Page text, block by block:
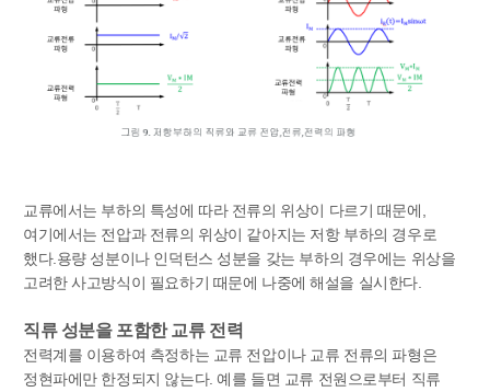
교류에서는 부하의 특성에 따라 전류의 위상이 다르기 때문에,
여기에서는 전압과 전류의 위상이 같아지는 저항 부하의 경우로
했다.용량 성분이나 인덕턴스 성분을 갖는 부하의 경우에는 위상을
고려한 사고방식이 필요하기 때문에 나중에 해설을 실시한다.
직류 성분을 포함한 교류 전력
전력계를 이용하여 측정하는 교류 전압이나 교류 전류의 파형은
정현파에만 한정되지 않는다. 예를 들면 교류 전원으로부터 직류